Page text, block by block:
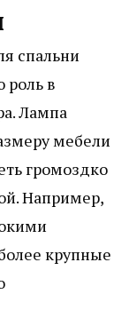
спальни
роль в
Лампа
мебели
громоздко
Например,
крупные